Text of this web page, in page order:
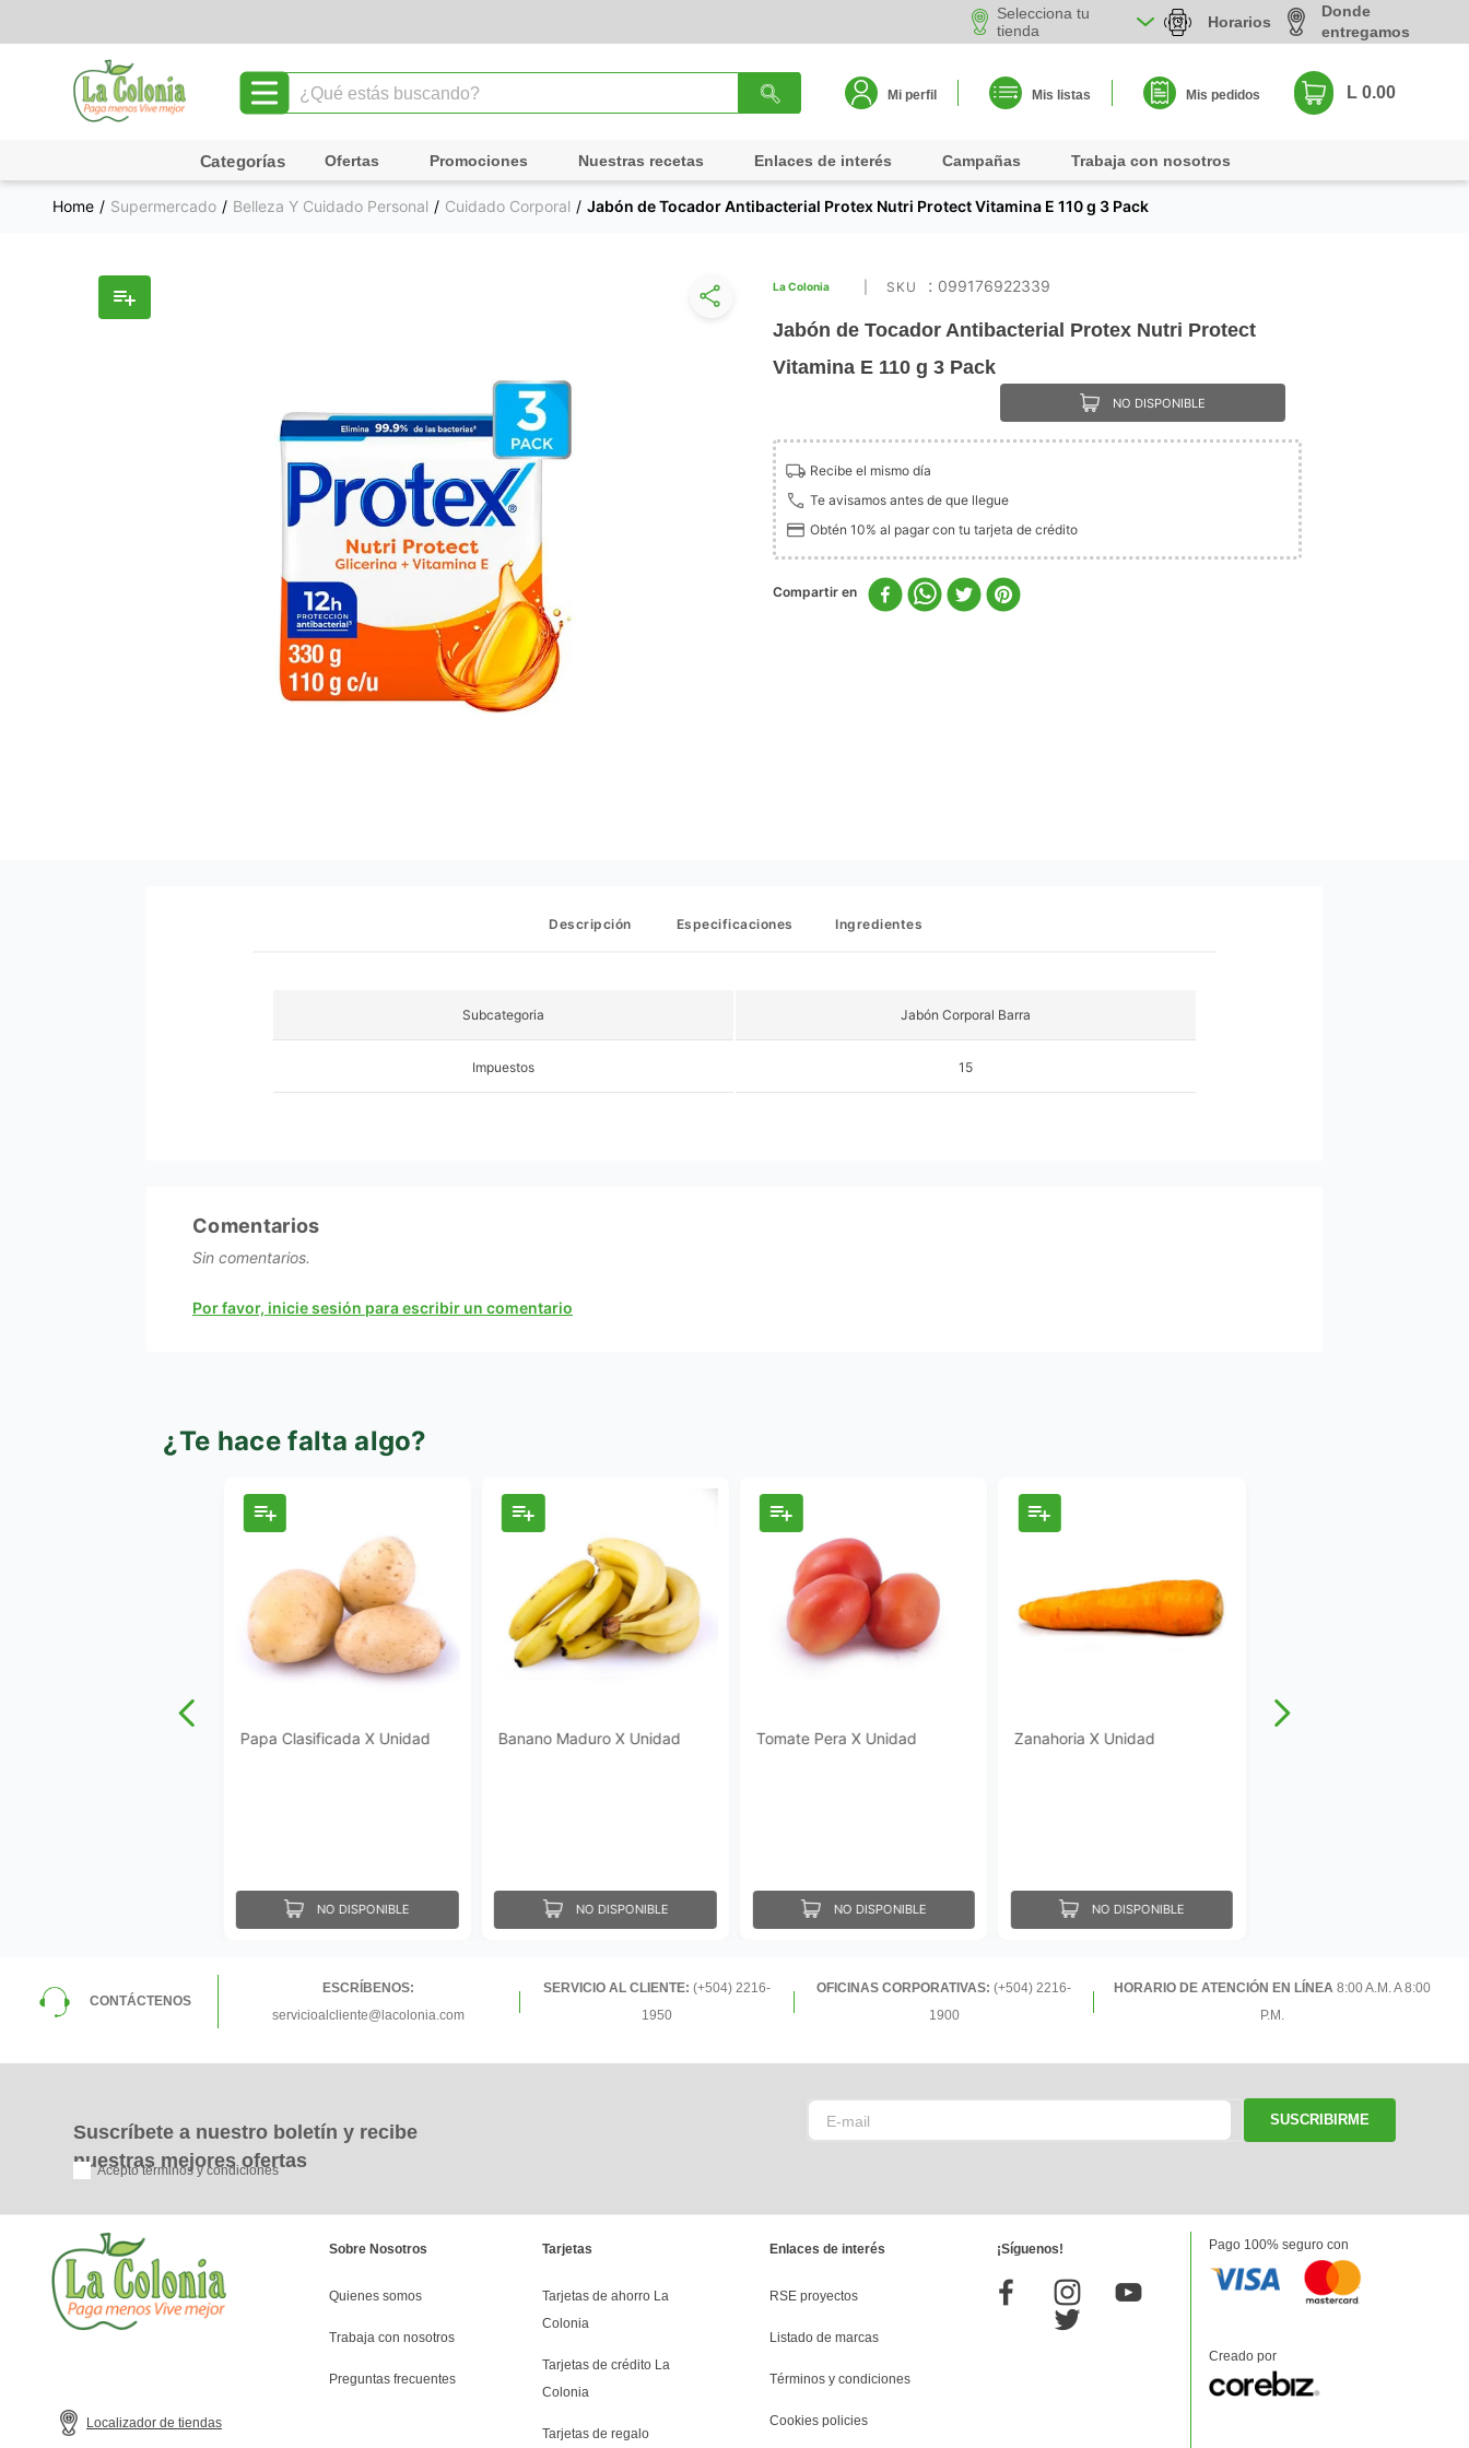
Selecciona tu
tienda
Horarios
Donde
entregamos
¿Qué estás buscando?
Mi perfil Mis listas Mis pedidos L 0.00
Ofertas Promociones Nuestras recetas Enlaces de interés Campañas Trabaja con nosotros
Supermercado Belleza Y Cuidado Personal Cuidado Corporal Jabón de Tocador Antibacterial Protex Nutri Protect Vitamina E 110 g 3 Pack
La Colonia : 099176922339
Jabón de Tocador Antibacterial Protex Nutri Protect
Vitamina E 110 g 3 Pack
NO DISPONIBLE
Recibe el mismo día
Te avisamos antes de que llegue
Obtén 10% al pagar con tu tarjeta de crédito
Descripción Especificaciones Ingredientes
Subcategoria Jabón Corporal Barra
Impuestos 15
Comentarios
Por favor, inicie sesión para escribir un comentario
Sin comentarios.
¿Te hace falta algo?
Papa Clasificada X Unidad
NO DISPONIBLE
Banano Maduro X Unidad
NO DISPONIBLE
Tomate Pera X Unidad
NO DISPONIBLE
Zanahoria X Unidad
NO DISPONIBLE
CONTÁCTENOS
ESCRÍBENOS:
servicioalcliente@lacolonia.com
SERVICIO AL CLIENTE: (+504) 2216-
1950
OFICINAS CORPORATIVAS: (+504) 2216-
1900
HORARIO DE ATENCIÓN EN LÍNEA 8:00 A.M. A 8:00
P.M.
Suscríbete a nuestro boletín y recibe
nuestras mejores ofertas
SUSCRIBIRME
Acepto términos y condiciones
Localizador de tiendas
Sobre Nosotros
Quienes somos
Trabaja con nosotros
Preguntas frecuentes
Tarjetas
Tarjetas de ahorro La
Colonia
Tarjetas de crédito La
Colonia
Tarjetas de regalo
Enlaces de interés
RSE proyectos
Listado de marcas
Términos y condiciones
Cookies policies
¡Síguenos! Pago 100% seguro con
Creado por
TÉRMINOS MÁS BUSCADOS
1.
leche
queso